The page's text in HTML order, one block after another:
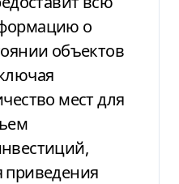
о
объектов
мест для